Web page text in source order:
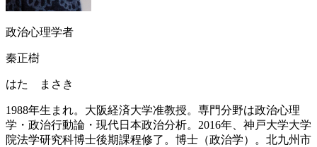
政治心理学者
秦正樹
はた まさき
1988年生まれ。大阪経済大学准教授。専門分野は政治心理
学・政治行動論・現代日本政治分析。2016年、神戸大学大学
院法学研究科博士後期課程修了。博士（政治学）。北九州市